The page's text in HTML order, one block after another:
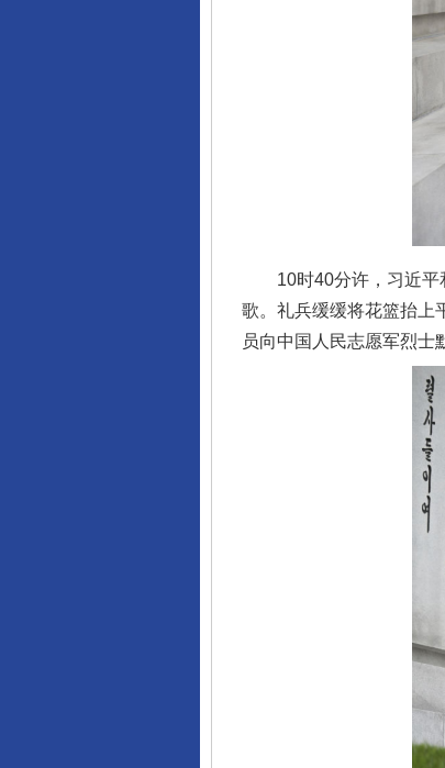
10时40分许，习近平和
歌。礼兵缓缓将花篮抬上
员向中国人民志愿军烈士
完善运行机制助力责任